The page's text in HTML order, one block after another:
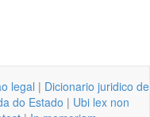
legal | Dicionario juridico de
do Estado | Ubi lex non